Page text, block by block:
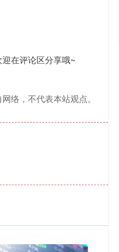
在评论区分享哦~
络，不代表本站观点。